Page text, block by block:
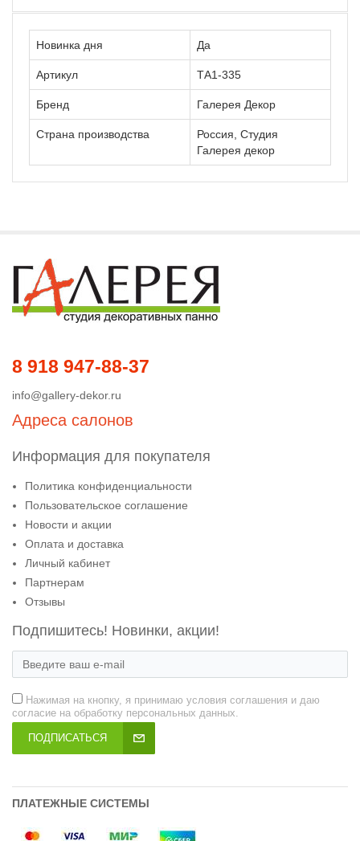
Новинка дня Да
Артикул ТА1-335
Бренд Галерея Декор
Страна производства
Россия, Студия
Галерея декор
8 918 947-88-37
info@gallery-dekor.ru
Адреса салонов
Информация для покупателя
Политика конфиденциальности
Пользовательское соглашение
Новости и акции
Оплата и доставка
Личный кабинет
Партнерам
Отзывы
Подпишитесь! Новинки, акции!
Нажимая на кнопку, я принимаю условия соглашения и даю
согласие на обработку персональных данных.
ПОДПИСАТЬСЯ
ПЛАТЕЖНЫЕ СИСТЕМЫ